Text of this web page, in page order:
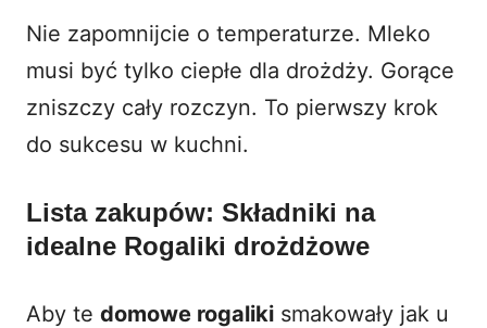
Nie zapomnijcie o temperaturze. Mleko
musi być tylko ciepłe dla drożdży. Gorące
zniszczy cały rozczyn. To pierwszy krok
do sukcesu w kuchni.
Lista zakupów: Składniki na
idealne Rogaliki drożdżowe
Aby te domowe rogaliki smakowały jak u